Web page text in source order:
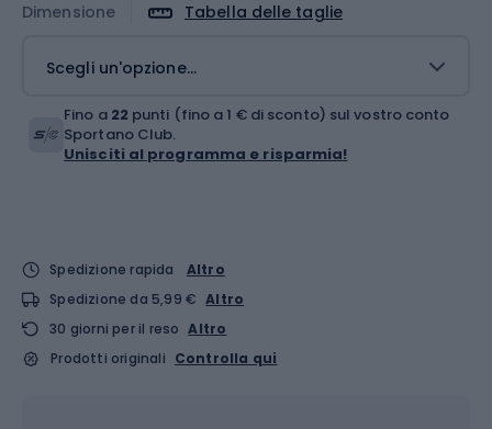
Dimensione Tabella delle taglie
Scegli un'opzione...
Fino a 22 punti (fino a 1 € di sconto) sul vostro conto
Sportano Club.
Unisciti al programma e risparmia!
Spedizione rapida
Altro
Spedizione da 5,99 € Altro
30 giorni per il reso Altro
Prodotti originali Controlla qui